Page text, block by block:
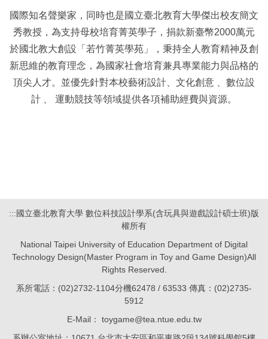
國際知名聲樂家，同時也是國立臺北教育大學傑出校友簡文
秀教授，為支持母校培育菁英學子，捐款新臺幣2000萬元
於國北教大創設「若竹菁英學苑」，秉持全人教育精神及創
新思維的教育理念，為國家社會培育兼具專業能力與品格的
頂尖人才。並優先針對本校藝術設計、文化創意 、數位設
計 、 運動競技等領域提供各項補助經費與資源。
:::國立臺北教育大學 數位科技設計學系(含玩具與遊戲設計碩士班)版
權所有
National Taipei University of Education Department of Digital
Technology Design(Master Program in Toy and Game Design)All
Rights Reserved.
系所電話：(02)2732-1104分機62478 / 63533 傳真：(02)2735-
5912
E-Mail： toygame@tea.ntue.edu.tw